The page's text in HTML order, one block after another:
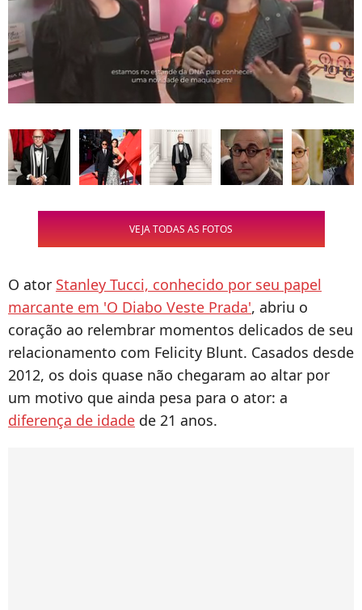
VEJA TODAS AS FOTOS
O ator Stanley Tucci, conhecido por seu papel
marcante em 'O Diabo Veste Prada', abriu o
coração ao relembrar momentos delicados de seu
relacionamento com Felicity Blunt. Casados desde
2012, os dois quase não chegaram ao altar por
um motivo que ainda pesa para o ator: a
diferença de idade de 21 anos.